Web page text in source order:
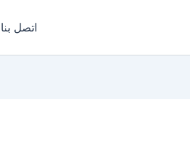
اتصل بنا